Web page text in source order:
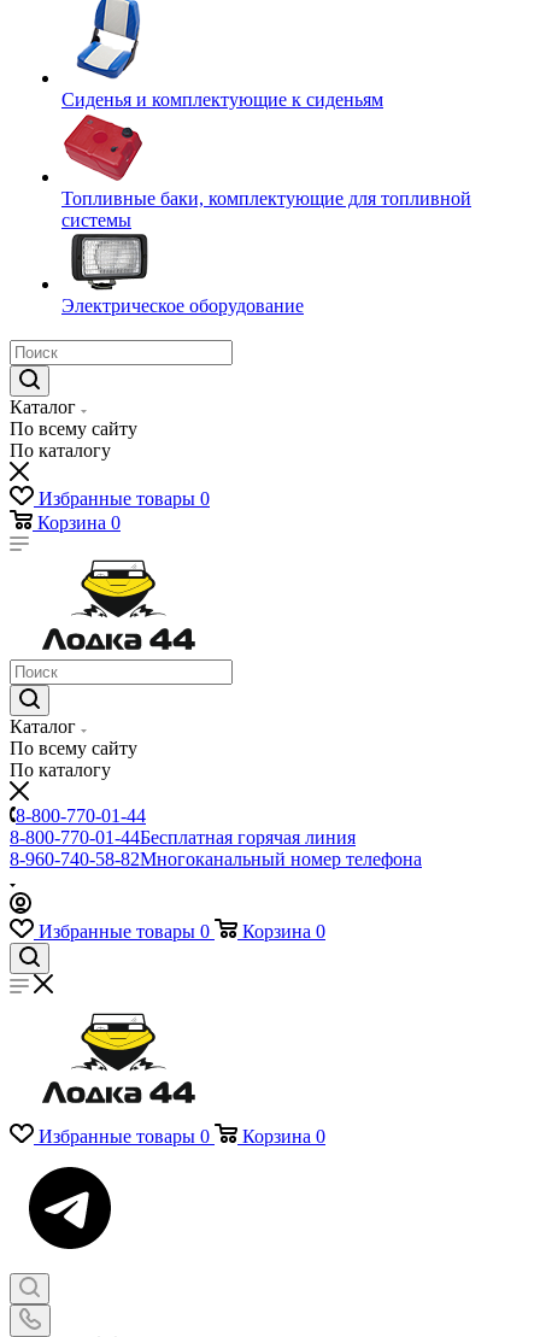
Сиденья и комплектующие к сиденьям
Топливные баки, комплектующие для топливной
системы
Электрическое оборудование
Каталог
По всему сайту
По каталогу
Избранные товары 0
Корзина 0
Каталог
По всему сайту
По каталогу
8-800-770-01-44
8-800-770-01-44Бесплатная горячая линия
8-960-740-58-82Многоканальный номер телефона
Избранные товары 0 Корзина 0
Избранные товары 0 Корзина 0